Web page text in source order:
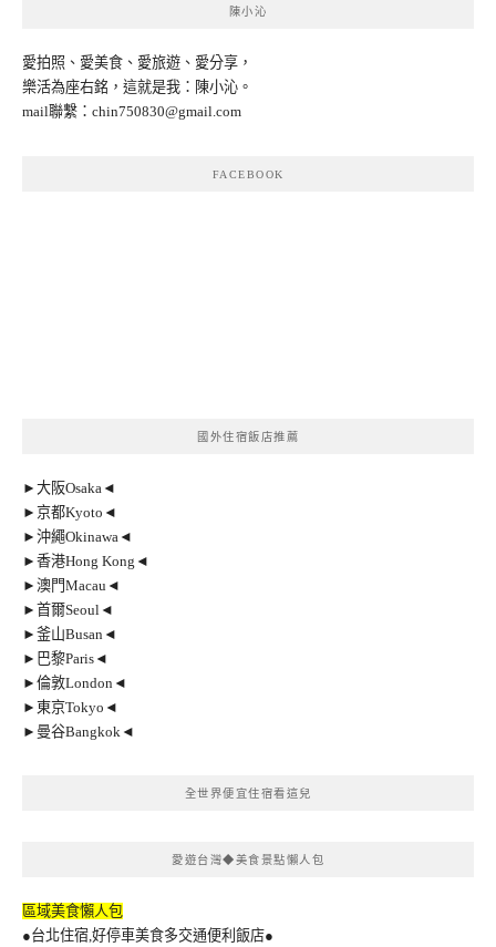
陳小沁
愛拍照、愛美食、愛旅遊、愛分享，
樂活為座右銘，這就是我：陳小沁。
mail聯繫： chin750830@gmail.com
FACEBOOK
國外住宿飯店推薦
►大阪Osaka◄
►京都Kyoto◄
►沖繩Okinawa◄
►香港Hong Kong◄
►澳門Macau◄
►首爾Seoul◄
►釜山Busan◄
►巴黎Paris◄
►倫敦London◄
►東京Tokyo◄
►曼谷Bangkok◄
全世界便宜住宿看這兒
愛遊台灣◆美食景點懶人包
區域美食懶人包
●台北住宿,好停車美食多交通便利飯店●